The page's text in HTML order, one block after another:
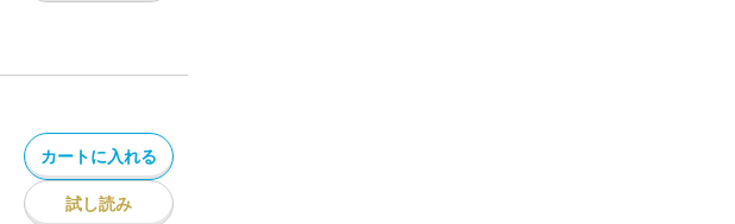
カートに入れる
試し読み